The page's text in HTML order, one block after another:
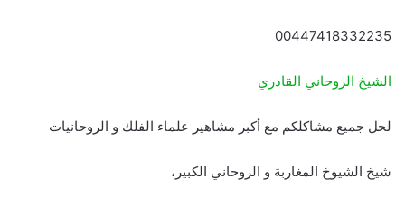
00447418332235
الشيخ الروحاني القادري
لحل جميع مشاكلكم مع أكبر مشاهير علماء الفلك و الروحانيات
شيخ الشيوخ المغاربة و الروحاني الكبير،